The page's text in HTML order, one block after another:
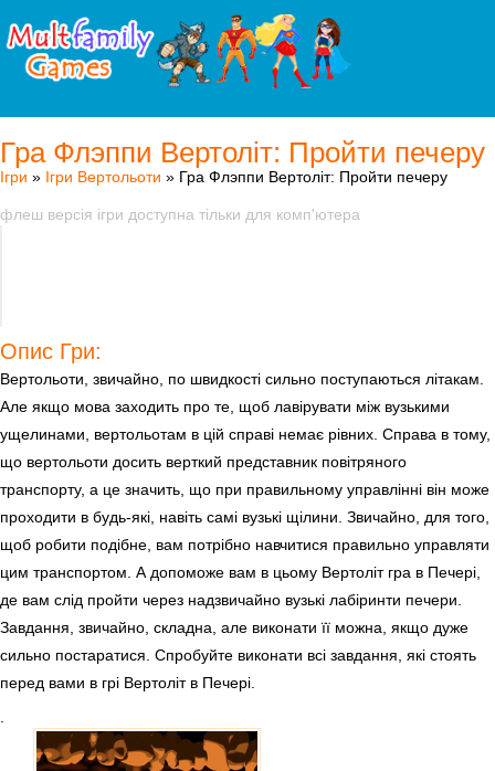
Гра Флэппи Вертоліт: Пройти печеру
Ігри » Ігри Вертольоти » Гра Флэппи Вертоліт: Пройти печеру
флеш версія ігри доступна тільки для комп'ютера
Опис Гри:
Вертольоти, звичайно, по швидкості сильно поступаються літакам.
Але якщо мова заходить про те, щоб лавірувати між вузькими
ущелинами, вертольотам в цій справі немає рівних. Справа в тому,
що вертольоти досить верткий представник повітряного
транспорту, а це значить, що при правильному управлінні він може
проходити в будь-які, навіть самі вузькі щілини. Звичайно, для того,
щоб робити подібне, вам потрібно навчитися правильно управляти
цим транспортом. А допоможе вам в цьому Вертоліт гра в Печері,
де вам слід пройти через надзвичайно вузькі лабіринти печери.
Завдання, звичайно, складна, але виконати її можна, якщо дуже
сильно постаратися. Спробуйте виконати всі завдання, які стоять
перед вами в грі Вертоліт в Печері.